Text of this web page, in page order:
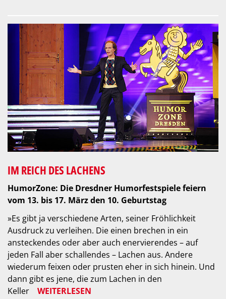
IM REICH DES LACHENS
HumorZone: Die Dresdner Humorfestspiele feiern
vom 13. bis 17. März den 10. Geburtstag
»Es gibt ja verschiedene Arten, seiner Fröhlichkeit
Ausdruck zu verleihen. Die einen brechen in ein
ansteckendes oder aber auch enervierendes – auf
jeden Fall aber schallendes – Lachen aus. Andere
wiederum feixen oder prusten eher in sich hinein. Und
dann gibt es jene, die zum Lachen in den
Keller
WEITERLESEN